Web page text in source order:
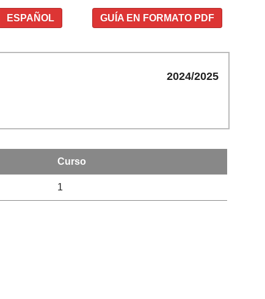
GUÍA EN FORMATO PDF
ESPAÑOL
2024/2025
Curso
1